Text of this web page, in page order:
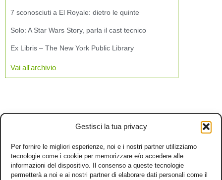
Gestisci la tua privacy
Per fornire le migliori esperienze, noi e i nostri partner utilizziamo
tecnologie come i cookie per memorizzare e/o accedere alle
informazioni del dispositivo. Il consenso a queste tecnologie
permetterà a noi e ai nostri partner di elaborare dati personali come il
7 sconosciuti a El Royale: dietro le quinte
Solo: A Star Wars Story, parla il cast tecnico
Ex Libris – The New York Public Library
Vai all'archivio